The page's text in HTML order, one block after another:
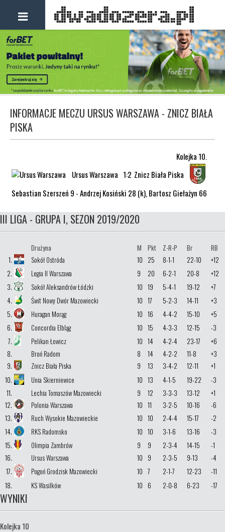
INFORMACJE MECZU URSUS WARSZAWA - ZNICZ BIAŁA
PISKA
Kolejka 10.
Ursus Warszawa 1:2 Znicz Biała Piska
Sebastian Szerszeń 9 - Andrzej Kosiński 28 (k), Bartosz Giełażyn 66
III LIGA - GRUPA I, SEZON 2019/2020
Drużyna M Pkt Z-R-P Br
RB
1.
Sokół Ostróda 10 25 8-1-1 22-10
+12
2.
Legia II Warszawa 9 20 6-2-1 20-8
+12
3.
Sokół Aleksandrów Łódzki 10 19 5-4-1 19-12
+7
4.
Świt Nowy Dwór Mazowiecki 10 17 5-2-3 14-11
+3
5.
Huragan Morąg 10 16 4-4-2 15-10
+5
6.
Concordia Elbląg 10 15 4-3-3 12-15
-3
7.
Pelikan Łowicz 10 14 4-2-4 23-17
+6
8.
Broń Radom 8 14 4-2-2 11-8
+3
9.
Znicz Biała Piska 9 13 3-4-2 12-11
+1
10.
Unia Skierniewice 10 13 4-1-5 19-22
-3
11.
Lechia Tomaszów Mazowiecki 9 12 3-3-3 13-12
+1
12.
Polonia Warszawa 10 11 3-2-5 10-16
-6
13.
Ruch Wysokie Mazowieckie 10 10 2-4-4 15-17
-2
14.
RKS Radomsko 10 10 3-1-6 13-16
-3
15.
Olimpia Zambrów 9 9 2-3-4 14-15
-1
16.
Ursus Warszawa 10 9 2-3-5 9-13
-4
17.
Pogoń Grodzisk Mazowiecki 10 7 2-1-7 12-23
-11
18.
KS Wasilków 10 6 2-0-8 6-23 -17
WYNIKI
Kolejka 10